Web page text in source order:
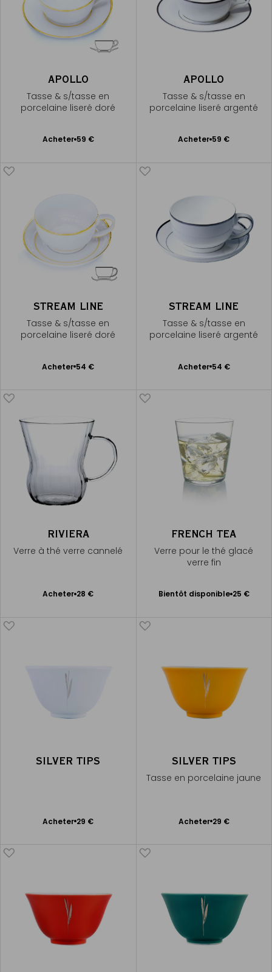
APOLLO
Tasse & s/tasse en
porcelaine liseré doré
Acheter 59 €
Ajouter
APOLLO
Tasse & s/tasse en
porcelaine liseré argenté
Acheter 59 €
Ajouter
STREAM LINE
Tasse & s/tasse en
porcelaine liseré doré
Acheter 54 €
Ajouter
STREAM LINE
Tasse & s/tasse en
porcelaine liseré argenté
Acheter 54 €
Ajouter
RIVIERA
Verre à thé verre cannelé
Acheter 28 €
Ajouter
FRENCH TEA
Verre pour le thé glacé
verre fin
Bientôt disponible 25 €
SILVER TIPS
Acheter 29 €
Ajouter
SILVER TIPS
Tasse en porcelaine jaune
Acheter 29 €
Ajouter